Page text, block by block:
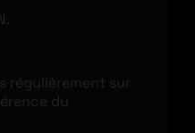
régulièrement sur
du